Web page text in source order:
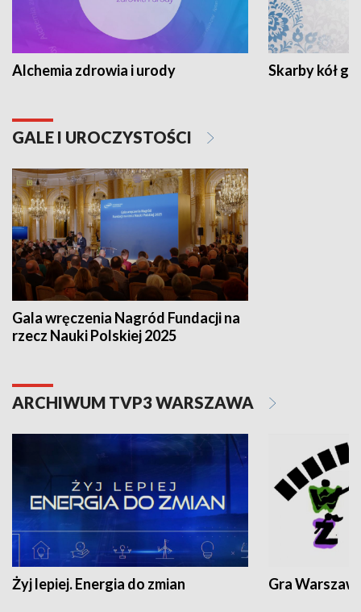
Alchemia zdrowia i urody Skarby kół
GALE I UROCZYSTOŚCI
Gala wręczenia Nagród Fundacji na
rzecz Nauki Polskiej 2025
ARCHIWUM TVP3 WARSZAWA
Żyj lepiej. Energia do zmian Gra